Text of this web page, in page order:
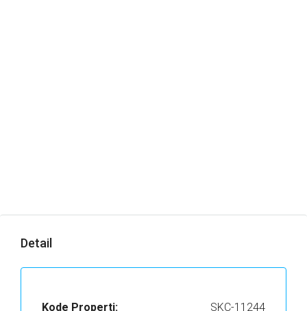
Detail
Kode Properti: SKC-11244